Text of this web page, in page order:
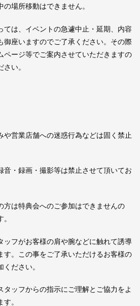
の場所移動はできません。
は、イベントの急遽中止・延期、内容
御座いますのでご了承ください。その際
ページ等でご案内させていただきますの
い。
営業店舗への迷惑行為などは固く禁止
・録画・撮影等は禁止させて頂いてお
は特典会へのご参加はできませんの
フがお客様の肩や腕などに触れて誘導
す。この事をご了承いただけるお客様の
ださい。
ッフからの指示にご理解とご協力をよ
。